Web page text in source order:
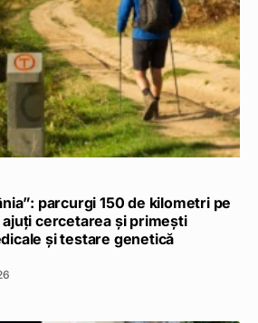
parcurgi 150 de kilometri pe
cercetarea și primești
și testare genetică